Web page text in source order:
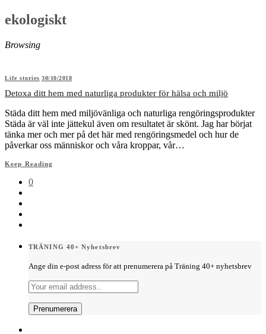
ekologiskt
Browsing
Life stories 30/10/2018
Detoxa ditt hem med naturliga produkter för hälsa och miljö
Städa ditt hem med miljövänliga och naturliga rengöringsprodukter
Städa är väl inte jättekul även om resultatet är skönt. Jag har börjat
tänka mer och mer på det här med rengöringsmedel och hur de
påverkar oss människor och våra kroppar, vår…
Keep Reading
0
TRÄNING 40+ Nyhetsbrev
Ange din e-post adress för att prenumerera på Träning 40+ nyhetsbrev